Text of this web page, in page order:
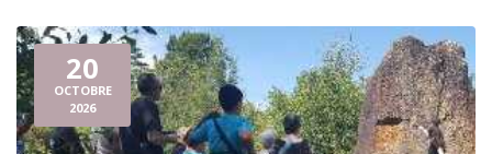
20
OCTOBRE
2026